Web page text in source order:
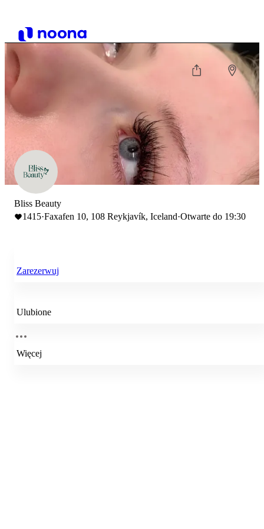
Bliss Beauty
1415·Faxafen 10, 108 Reykjavík, Iceland·Otwarte do 19:30
Zarezerwuj
Ulubione
Więcej